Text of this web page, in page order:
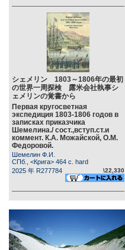
シェメリン 1803～1806年の最初
の世界一周探検 露米会社執事シ
ェメリンの覚書から
Первая кругосветная
экспедиция 1803-1806 годов в
записках приказчика
Шемелина./ сост.,вступ.ст.и
коммент. К.А. Можайской, О.М.
Федоровой.
Шемелин Ф.И.
СПб., <Крига> 464 c. hard
2025 年 R277784
\22,330